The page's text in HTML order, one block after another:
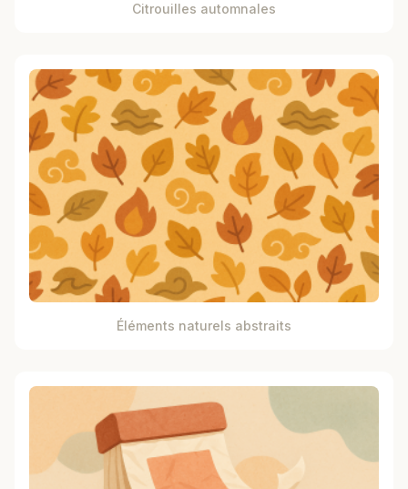
Citrouilles automnales
Éléments naturels abstraits